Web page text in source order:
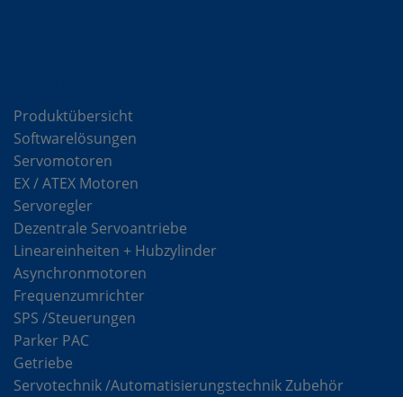
Produktübersicht
Softwarelösungen
Servomotoren
EX / ATEX Motoren
Servoregler
Dezentrale Servoantriebe
Lineareinheiten + Hubzylinder
Asynchronmotoren
Frequenzumrichter
SPS /Steuerungen
Parker PAC
Getriebe
Servotechnik /Automatisierungstechnik Zubehör